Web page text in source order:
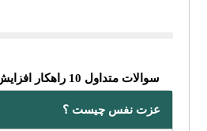
سوالات متداول 10 راهکار افزایش عزت نفس کودکان
عزت نفس چیست ؟